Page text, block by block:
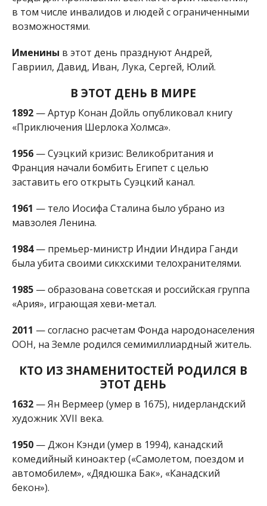
в том числе инвалидов и людей с ограниченными
возможностями.
Именины в этот день празднуют Андрей,
Гавриил, Давид, Иван, Лука, Сергей, Юлий.
В ЭТОТ ДЕНЬ В МИРЕ
1892— Артур Конан Дойль опубликовал книгу
«Приключения Шерлока Холмса».
1956— Суэцкий кризис: Великобритания и
Франция начали бомбить Египет с целью
заставить его открыть Суэцкий канал.
1961 — тело Иосифа Сталина было убрано из
мавзолея Ленина.
1984— премьер-министр Индии Индира Ганди
была убита своими сикхскими телохранителями.
1985— образована советская и российская группа
«Ария», играющая хеви-метал.
2011 — согласно расчетам Фонда народонаселения
ООН, на Земле родился семимиллиардный житель.
КТО ИЗ ЗНАМЕНИТОСТЕЙ РОДИЛСЯ В
ЭТОТ ДЕНЬ
1632— Ян Вермеер (умер в 1675), нидерландский
художник XVII века.
1950— Джон Кэнди (умер в 1994), канадский
комедийный киноактер («Самолетом, поездом и
автомобилем», «Дядюшка Бак», «Канадский
бекон»).